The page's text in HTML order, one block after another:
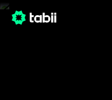
/detail/4746/gulsen-abi